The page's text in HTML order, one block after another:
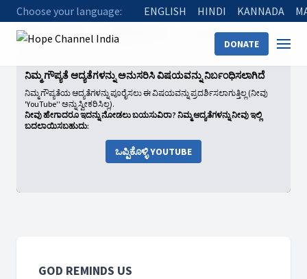
Choose your language: ENGLISH HINDI KANNADA
DONATE
Home 07 God will Provide
ನಿಮ್ಮ ಗೌಪ್ಯತೆ ಆದ್ಯತೆಗಳನ್ನು ಅನುಸರಿಸಿ ವಿಷಯವನ್ನು ನಿರ್ಬಂಧಿಸಲಾಗಿದೆ
ನಿಮ್ಮ ಗೌಪ್ಯತೆಯ ಆದ್ಯತೆಗಳನ್ನು ಪೂರೈಸಲು ಈ ವಿಷಯವನ್ನು ಪ್ರದರ್ಶಿಸಲಾಗುತ್ತಿಲ್ಲ (ನೀವು
'YouTube'' ಅನ್ನು ಸ್ವೀಕರಿಸಿಲ್ಲ).
ನೀವು ಹೇಗಾದರೂ ಇದನ್ನು ನೋಡಲು ಬಯಸುವಿರಾ? ನಿಮ್ಮ ಆದ್ಯತೆಗಳನ್ನು ನೀವು ಇಲ್ಲಿ
ಬದಲಾಯಿಸಬಹುದು:
ಒಪ್ಪಿಕೊಳ್ಳಿ YOUTUBE
GOD REMINDS US